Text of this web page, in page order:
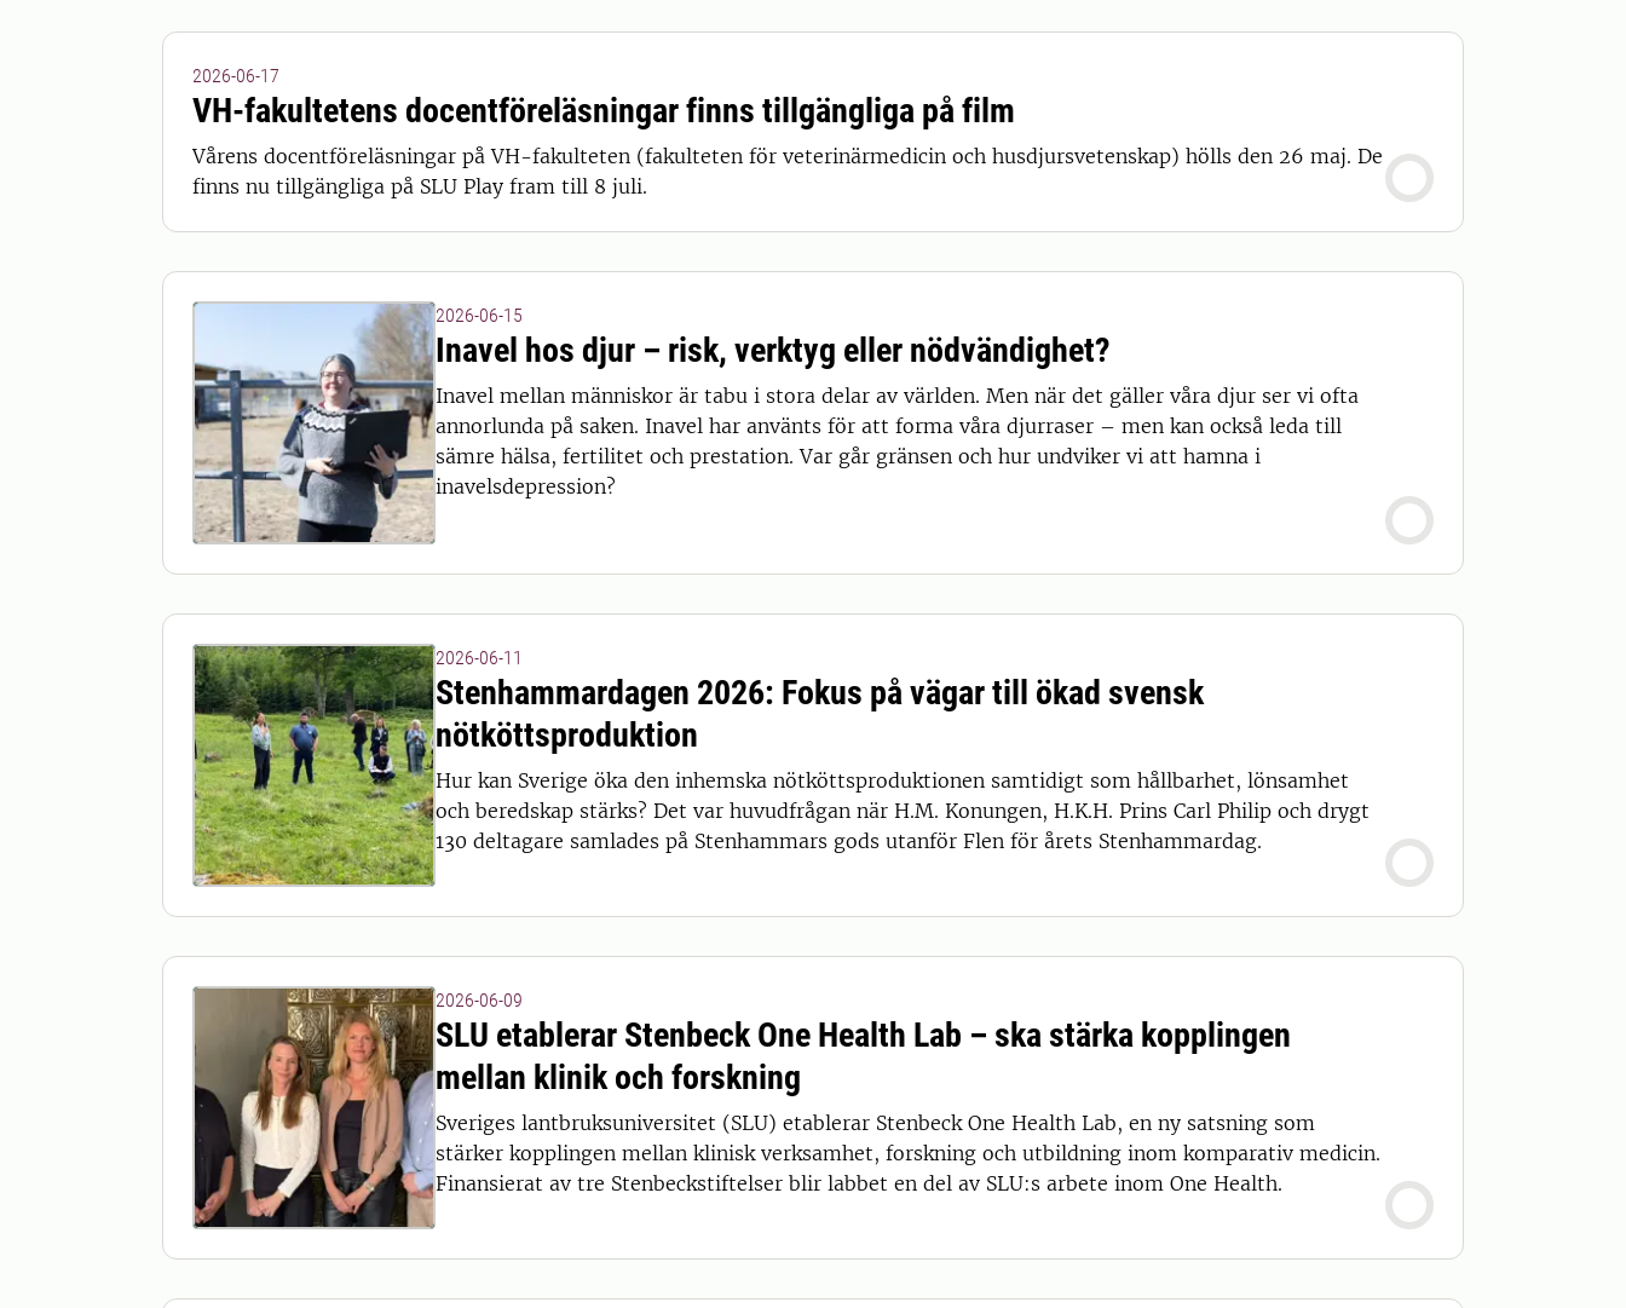
2026-06-17
VH-fakultetens docentföreläsningar finns tillgängliga på film
Vårens docentföreläsningar på VH-fakulteten (fakulteten för veterinärmedicin och husdjursvetenskap) hölls den 26 maj. De
finns nu tillgängliga på SLU Play fram till 8 juli.
2026-06-15
Inavel hos djur – risk, verktyg eller nödvändighet?
Inavel mellan människor är tabu i stora delar av världen. Men när det gäller våra djur ser vi ofta
annorlunda på saken. Inavel har använts för att forma våra djurraser – men kan också leda till
sämre hälsa, fertilitet och prestation. Var går gränsen och hur undviker vi att hamna i
inavelsdepression?
2026-06-11
Stenhammardagen 2026: Fokus på vägar till ökad svensk
nötköttsproduktion
Hur kan Sverige öka den inhemska nötköttsproduktionen samtidigt som hållbarhet, lönsamhet
och beredskap stärks? Det var huvudfrågan när H.M. Konungen, H.K.H. Prins Carl Philip och drygt
130 deltagare samlades på Stenhammars gods utanför Flen för årets Stenhammardag.
2026-06-09
SLU etablerar Stenbeck One Health Lab – ska stärka kopplingen
mellan klinik och forskning
Sveriges lantbruksuniversitet (SLU) etablerar Stenbeck One Health Lab, en ny satsning som
stärker kopplingen mellan klinisk verksamhet, forskning och utbildning inom komparativ medicin.
Finansierat av tre Stenbeckstiftelser blir labbet en del av SLU:s arbete inom One Health.